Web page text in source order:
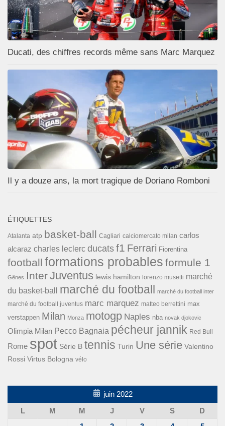
Ducati, des chiffres records même sans Marc Marquez
Il y a douze ans, la mort tragique de Doriano Romboni
ÉTIQUETTES
Atalanta atp basket-ball Cagliari calciomercato milan carlos
alcaraz charles leclerc ducats f1 Ferrari Fiorentina
football formations probables formule 1
Gênes InterJuventus lewis hamilton lorenzo musetti marché
du basket-ball
marché du football marché du football inter
marché du football juventus marc marquez matteo berrettini max
verstappen Milan Monza motogp Naples nba novak djokovic
Olimpia Milan Pecco Bagnaia pécheur jannik Red Bull
Rome spot Série B tennis Turin Une série Valentino
Rossi Virtus Bologna vélo
juin 2022
L
M M J V S
D